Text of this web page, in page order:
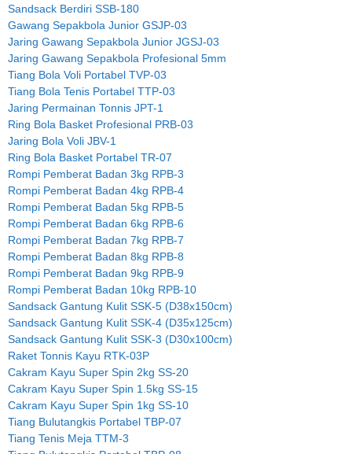
Sandsack Berdiri SSB-180
Gawang Sepakbola Junior GSJP-03
Jaring Gawang Sepakbola Junior JGSJ-03
Jaring Gawang Sepakbola Profesional 5mm
Tiang Bola Voli Portabel TVP-03
Tiang Bola Tenis Portabel TTP-03
Jaring Permainan Tonnis JPT-1
Ring Bola Basket Profesional PRB-03
Jaring Bola Voli JBV-1
Ring Bola Basket Portabel TR-07
Rompi Pemberat Badan 3kg RPB-3
Rompi Pemberat Badan 4kg RPB-4
Rompi Pemberat Badan 5kg RPB-5
Rompi Pemberat Badan 6kg RPB-6
Rompi Pemberat Badan 7kg RPB-7
Rompi Pemberat Badan 8kg RPB-8
Rompi Pemberat Badan 9kg RPB-9
Rompi Pemberat Badan 10kg RPB-10
Sandsack Gantung Kulit SSK-5 (D38x150cm)
Sandsack Gantung Kulit SSK-4 (D35x125cm)
Sandsack Gantung Kulit SSK-3 (D30x100cm)
Raket Tonnis Kayu RTK-03P
Cakram Kayu Super Spin 2kg SS-20
Cakram Kayu Super Spin 1.5kg SS-15
Cakram Kayu Super Spin 1kg SS-10
Tiang Bulutangkis Portabel TBP-07
Tiang Tenis Meja TTM-3